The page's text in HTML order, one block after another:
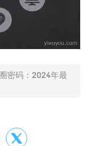
密码：2024年最
